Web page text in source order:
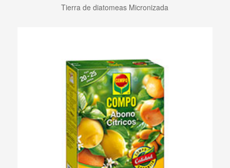
Tierra de diatomeas Micronizada